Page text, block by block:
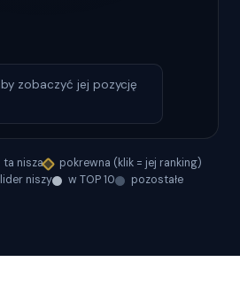
zobaczyć jej pozycję
ta nisza
pokrewna (klik = jej ranking)
lider niszy w TOP 10 pozostałe